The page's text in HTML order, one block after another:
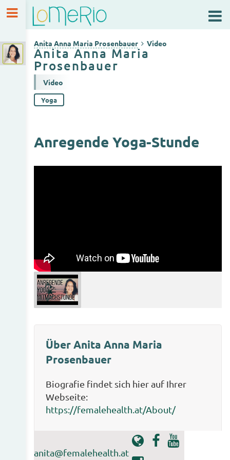
Anita Anna Maria Prosenbauer
Video
Anita Anna Maria Prosenbauer
Anita Anna Maria Prosenbauer Video
Anita Anna Maria
Prosenbauer
Video
Yoga
Anregende Yoga-Stunde
Über Anita Anna Maria
Prosenbauer
Biografie findet sich hier auf Ihrer
Webseite:
https://femalehealth.at/About/
anita@femalehealth.at